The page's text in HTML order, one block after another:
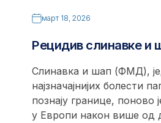
март 18, 2026
Рецидив слинавке
Слинавка и шап (ФМД),
најзначајнијих болести
познају границе, поново
у Европи након више од